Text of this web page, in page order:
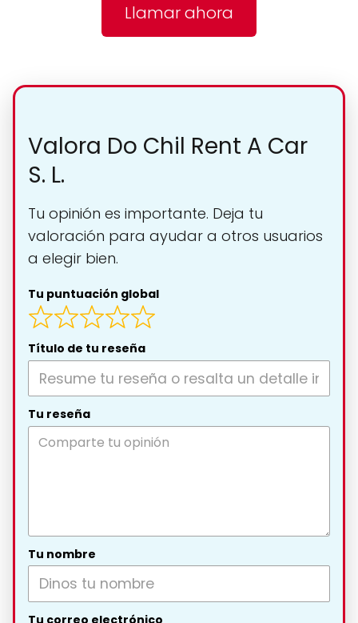
Llamar ahora
Valora Do Chil Rent A Car
S. L.
Tu opinión es importante. Deja tu
valoración para ayudar a otros usuarios
a elegir bien.
Tu puntuación global
Título de tu reseña
Tu reseña
Tu nombre